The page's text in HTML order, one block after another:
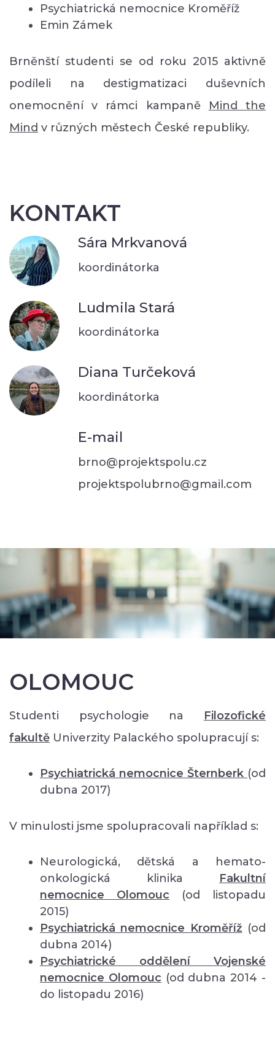
Psychiatrická nemocnice Kroměříž
Emin Zámek
Brněnští studenti se od roku 2015 aktivně
podíleli na destigmatizaci duševních
onemocnění v rámci kampaně Mind the
Mind v různých městech České republiky.
KONTAKT
Sára Mrkvanová
koordinátorka
Ludmila Stará
koordinátorka
Diana Turčeková
koordinátorka
E-mail
brno@projektspolu.cz
projektspolubrno@gmail.com
OLOMOUC
Studenti psychologie na Filozofické
faku ltě Univerzity Palackého spolupracují s:
Psychiatrická nemocnice Šternberk (od
dubna 2017)
V minulosti jsme spolupracovali například s:
Neurologická, dětská a hemato-
onkologická klinika Fakultní
nemocnice Olomouc (od listopadu
2015)
Psychiatrická nemocnice Kroměříž (od
dubna 2014)
Psychiatrické oddělení Vojenské
nemocnice Olomouc (od dubna 2014 -
do listopadu 2016)